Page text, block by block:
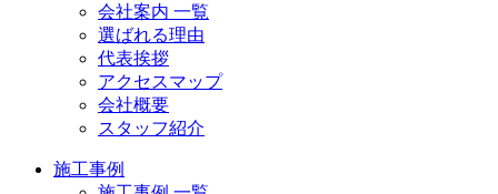
会社案内 一覧
選ばれる理由
代表挨拶
アクセスマップ
会社概要
スタッフ紹介
施工事例